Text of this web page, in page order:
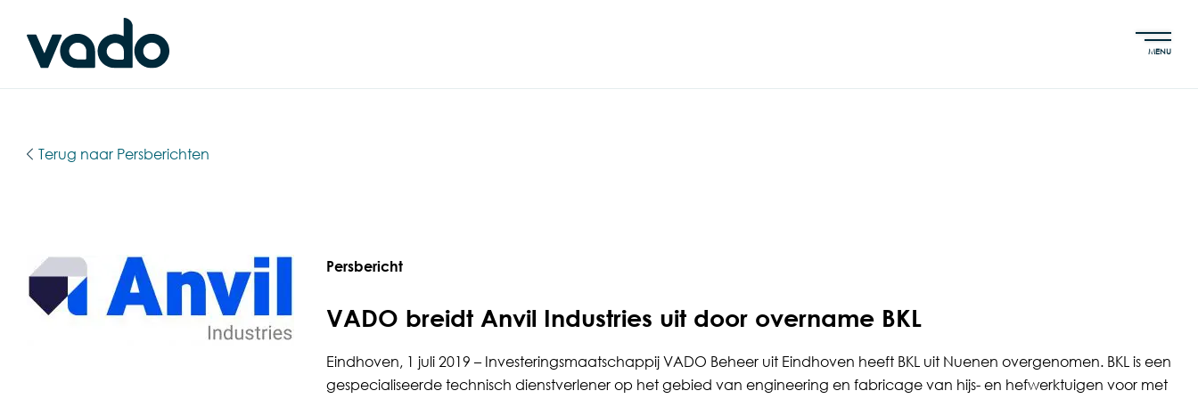
MENU
Terug naar Persberichten
Persbericht
VADO breidt Anvil Industries uit door overname BKL
Eindhoven, 1 juli 2019 – Investeringsmaatschappij VADO Beheer uit Eindhoven heeft BKL uit Nuenen overgenomen. BKL is een
gespecialiseerde technisch dienstverlener op het gebied van engineering en fabricage van hijs- en hefwerktuigen voor met